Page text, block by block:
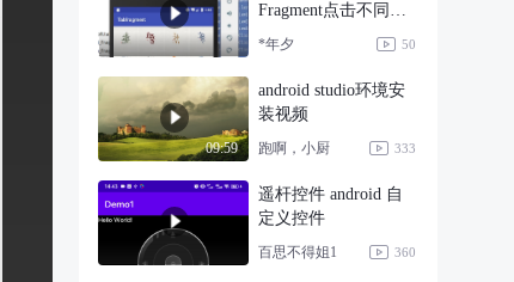
Fragment点击不同按
钮
*年夕 50
09:59
android studio环境安
装视频
跑啊，小厨 333
遥杆控件 android 自
定义控件
百思不得姐1 360